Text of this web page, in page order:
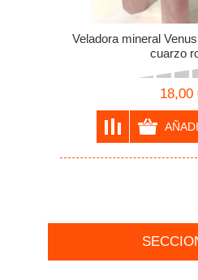
Veladora mineral
cuarzo
18,00